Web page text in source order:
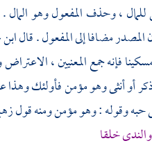
للمال ، وحذف المفعول وهو
مضافا إلى المفعول . قال
فإنه جمع المعنيين ،
أو أنثى وهو مؤمن فأولئك وهذا
حبه وقوله : وهو مؤمن ومنه قول
خلقا